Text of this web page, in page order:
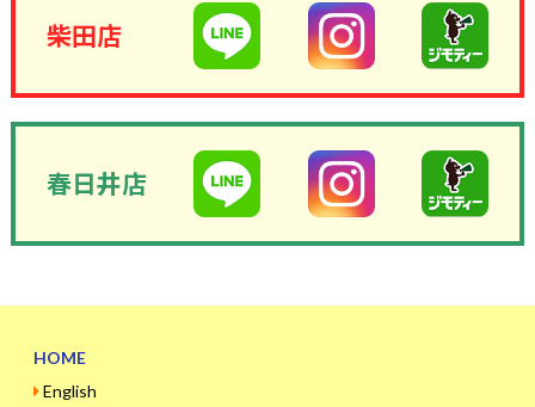
柴田店
春日井店
HOME
English